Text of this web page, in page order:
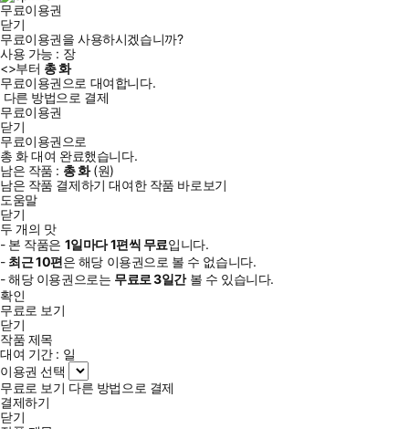
무료이용권
닫기
무료이용권을 사용하시겠습니까?
사용 가능 : 장
<>부터 총화
무료이용권으로 대여합니다.
다른 방법으로 결제
무료이용권
닫기
무료이용권으로
총 화대여 완료했습니다.
남은 작품 : 총화(원)
남은 작품 결제하기 대여한 작품 바로보기
도움말
닫기
두 개의 맛
- 본 작품은 1일마다1편씩 무료입니다.
- 최근10편은 해당 이용권으로 볼 수 없습니다.
- 해당 이용권으로는 무료로3일간볼 수 있습니다.
확인
무료로 보기
닫기
작품 제목
대여 기간 : 일
이용권 선택
무료로 보기 다른 방법으로 결제
결제하기
닫기